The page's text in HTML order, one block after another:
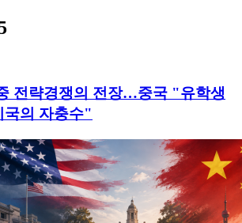
전략경쟁의 전장…중국 "유학생
국의 자충수"